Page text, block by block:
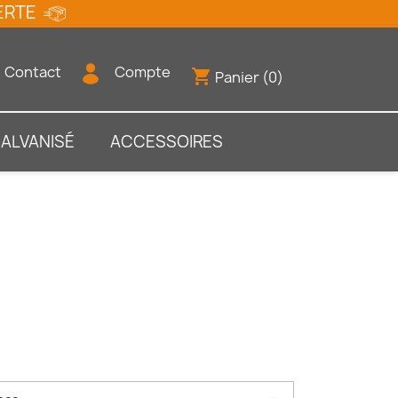
Contact Compte shopping_cart Panier (0)
ACCESSOIRES